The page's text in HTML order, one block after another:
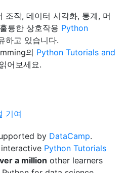
조작, 데이터 시각화, 통계, 머
륭한 상호작용 Python
하고 있습니다.
의 Python Tutorials and
어보세요.
기여
by DataCamp.
Python Tutorials
a million other learners